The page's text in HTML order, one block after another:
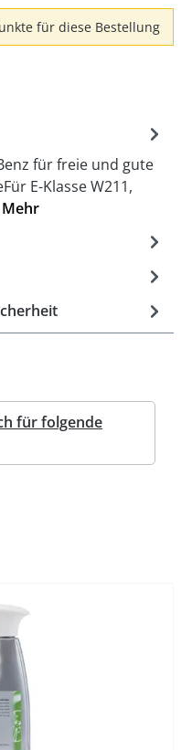
für diese Bestellung
für freie und gute
E-Klasse W211,
Mehr
für folgende